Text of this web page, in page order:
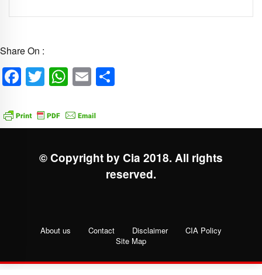
Share On :
Facebook
Twitter
WhatsApp
Email
© Copyright by Cia 2018. All rights
reserved.
About us Contact Disclaimer
CIA Policy
Site Map